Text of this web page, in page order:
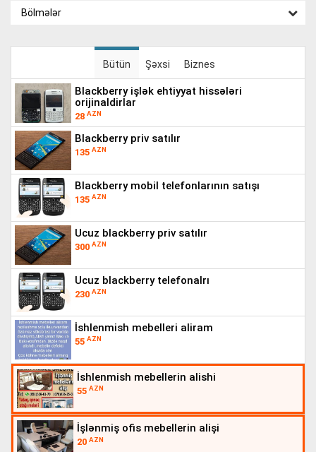
Bölmələr
Bütün Şəxsi Biznes
blackberry işlək ehtiyyat hissələri
orijinaldirlar
28 AZN
blackberry priv satılır
135 AZN
blackberry mobil telefonlarının satışı
135 AZN
ucuz blackberry priv satılır
300 AZN
ucuz blackberry telefonalrı
230 AZN
i̇shlenmish mebelleri aliram
55 AZN
i̇shlenmish mebellerin alishi
55 AZN
i̇şlənmiş ofis mebellerin alişi
20 AZN